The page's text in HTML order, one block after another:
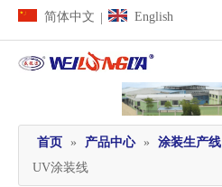
简体中文 English
首页 » 产品中心 » 涂装生产线
UV涂装线